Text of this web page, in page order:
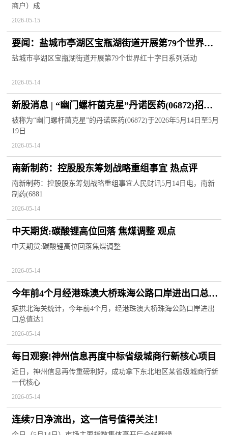
商户）成
2026-05-15
要闻：盐城市亭湖区宝瓶湖街道开展第79个世界红
十字日系列活动
盐城市亭湖区宝瓶湖街道开展第79个世界红十字日系列活动
2026-05-14
新股消息 | “幽门螺杆菌克星”丹诺医药(06872)招股
火热
被称为“幽门螺杆菌克星”的丹诺医药(06872)于2026年5月14日至5月
19日
2026-05-14
南新制药：控股股东筹划战略重组事宜 热点评
南新制药：控股股东筹划战略重组事宜人民财讯5月14日电，南新
制药(6881
2026-05-14
中天期货:碳酸锂高位回落 焦煤调整 观点
中天期货:碳酸锂高位回落焦煤调整
2026-05-14
今年前4个月经港珠澳大桥珠海公路口岸进出口总值
突破1300亿元
据拱北海关统计，今年前4个月，经港珠澳大桥珠海公路口岸进出
口总值达1
2026-05-14
每日观察!神州信息再度中标省级城商行新核心项目
近日，神州信息再传重磅利好，成功拿下东北地区某省级城商行新
一代核心
2026-05-14
连续7日净流出，这一信号值得关注！